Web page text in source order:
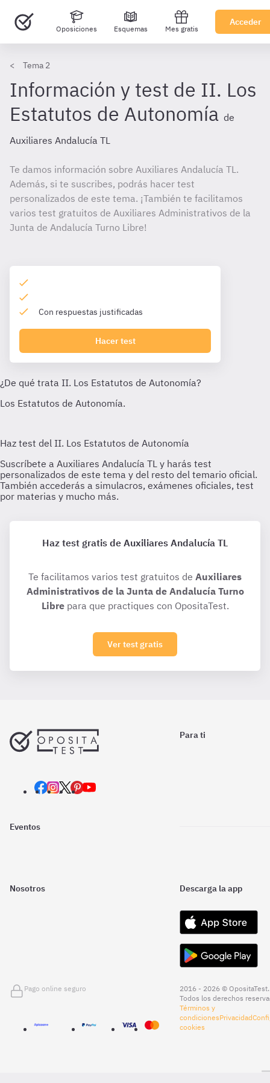
Oposiciones Esquemas Mes gratis
Acceder
Tema 2
Información y test de II. Los
Estatutos de Autonomía de
Auxiliares Andalucía TL
Te damos información sobre Auxiliares Andalucía TL.
Además, si te suscribes, podrás hacer test
personalizados de este tema. ¡También te facilitamos
varios test gratuitos de Auxiliares Administrativos de la
Junta de Andalucía Turno Libre!
Con respuestas justificadas
Hacer test
Haz test gratis de Auxiliares Andalucía TL
Te facilitamos varios test gratuitos de Auxiliares
Administrativos de la Junta de Andalucía Turno
Librepara que practiques con OpositaTest.
Ver test gratis
Para ti
Eventos
Nosotros Descarga la app
Pago online seguro
2016 - 2026 © OpositaTest.
Todos los derechos
Términos y
condicionesPrivacidad
cookies